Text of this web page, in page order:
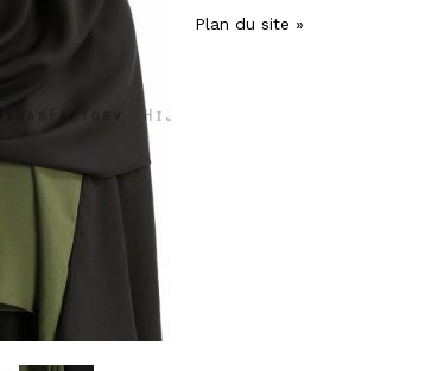
Plan du site »